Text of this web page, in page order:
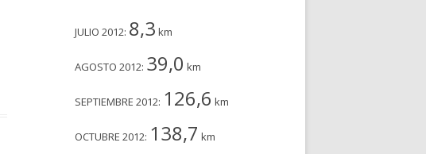
JULIO 2012: 8,3 km
AGOSTO 2012: 39,0 km
SEPTIEMBRE 2012: 126,6 km
OCTUBRE 2012: 138,7 km